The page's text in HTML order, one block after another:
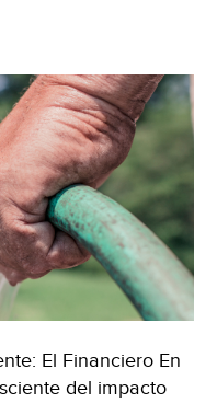
El Financiero En
del impacto